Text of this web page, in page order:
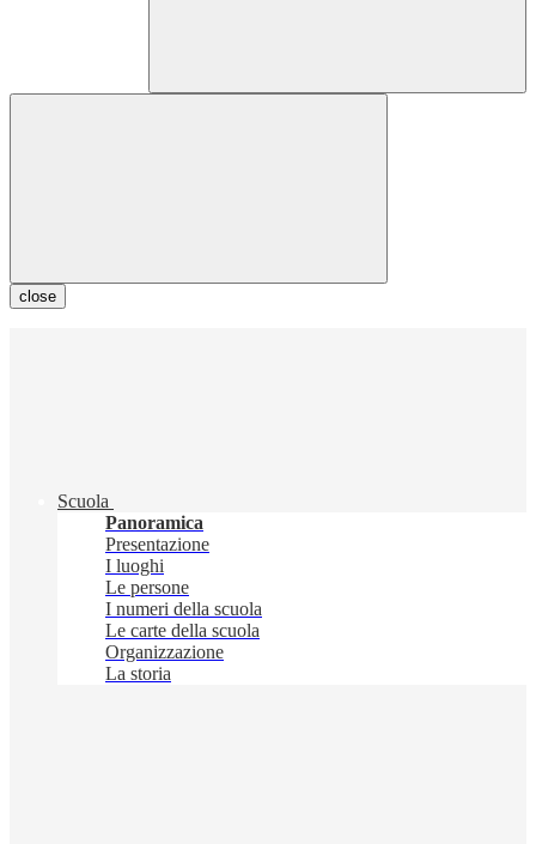
close
Scuola
Panoramica
Presentazione
I luoghi
Le persone
I numeri della scuola
Le carte della scuola
Organizzazione
La storia